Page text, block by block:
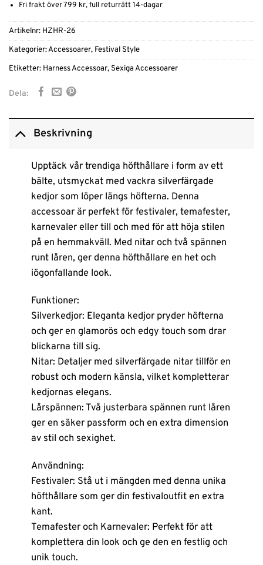
Fri frakt över 799 kr, full returrätt 14-dagar
Artikelnr: HZHR-26
Kategorier:Accessoarer, Festival Style
Etiketter: Harness Accessoar, Sexiga Accessoarer
Dela:
Beskrivning
Upptäck vår trendiga höfthållare i form av ett
bälte, utsmyckat med vackra silverfärgade
kedjor som löper längs höfterna. Denna
accessoar är perfekt för festivaler, temafester,
karnevaler eller till och med för att höja stilen
på en hemmakväll. Med nitar och två spännen
runt låren, ger denna höfthållare en het och
iögonfallande look.
Funktioner:
Silverkedjor: Eleganta kedjor pryder höfterna
och ger en glamorös och edgy touch som drar
blickarna till sig.
Nitar: Detaljer med silverfärgade nitar tillför en
robust och modern känsla, vilket kompletterar
kedjornas elegans.
Lårspännen: Två justerbara spännen runt låren
ger en säker passform och en extra dimension
av stil och sexighet.
Användning:
Festivaler: Stå ut i mängden med denna unika
höfthållare som ger din festivaloutfit en extra
kant.
Temafester och Karnevaler: Perfekt för att
komplettera din look och ge den en festlig och
unik touch.